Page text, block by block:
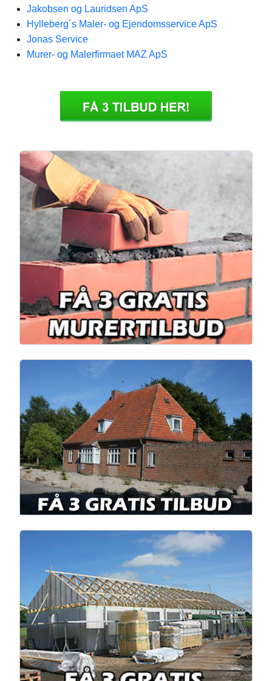
Jakobsen og Lauridsen ApS
Hylleberg´s Maler- og Ejendomsservice ApS
Jonas Service
Murer- og Malerfirmaet MAZ ApS